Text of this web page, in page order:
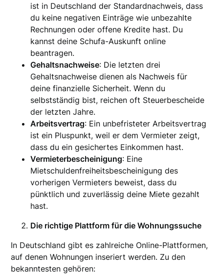
ist in Deutschland der Standardnachweis, dass
du keine negativen Einträge wie unbezahlte
Rechnungen oder offene Kredite hast. Du
kannst deine Schufa-Auskunft online
beantragen.
Gehaltsnachweise: Die letzten drei
Gehaltsnachweise dienen als Nachweis für
deine finanzielle Sicherheit. Wenn du
selbstständig bist, reichen oft Steuerbescheide
der letzten Jahre.
Arbeitsvertrag: Ein unbefristeter Arbeitsvertrag
ist ein Pluspunkt, weil er dem Vermieter zeigt,
dass du ein gesichertes Einkommen hast.
Vermieterbescheinigung: Eine
Mietschuldenfreiheitsbescheinigung des
vorherigen Vermieters beweist, dass du
pünktlich und zuverlässig deine Miete gezahlt
hast.
Die richtige Plattform für die Wohnungssuche
In Deutschland gibt es zahlreiche Online-Plattformen,
auf denen Wohnungen inseriert werden. Zu den
bekanntesten gehören: